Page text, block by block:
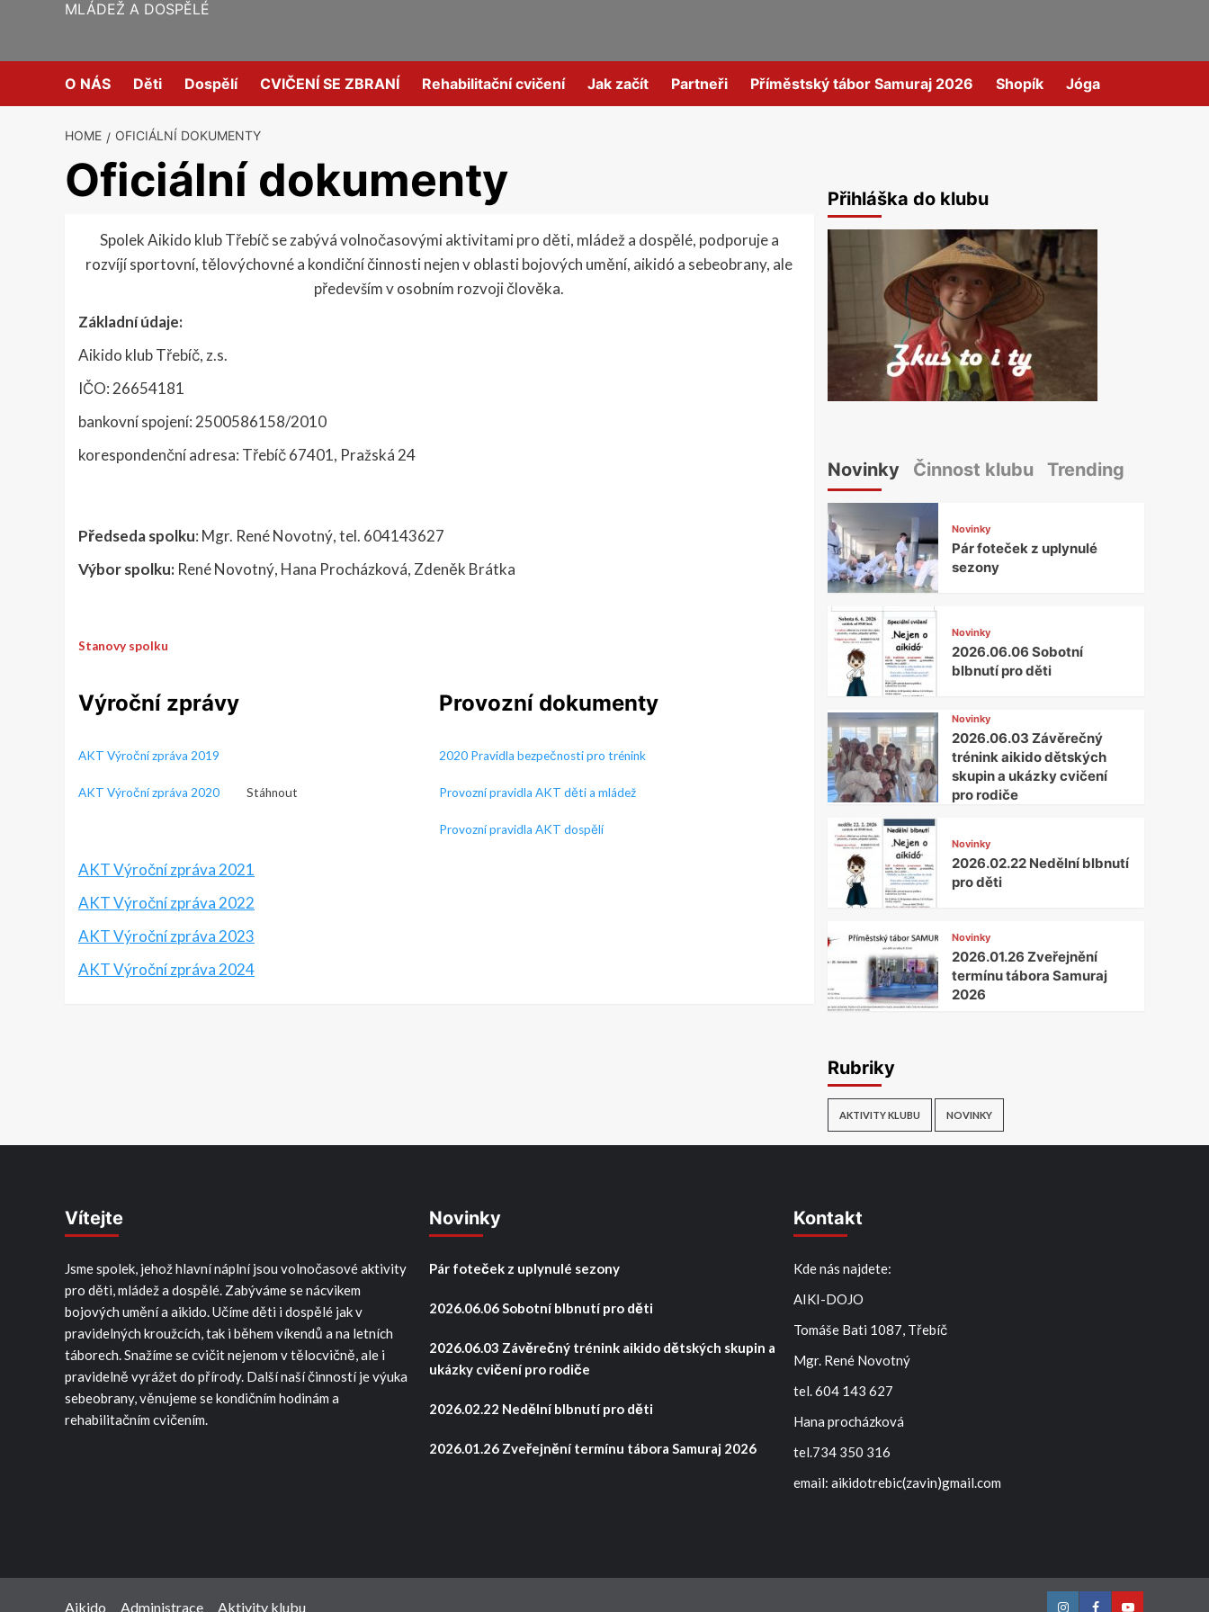
MLÁDEŽ A DOSPĚLÉ
O NÁS Děti Dospělí CVIČENÍ SE ZBRANÍ Rehabilitační cvičení Jak začít Partneři Příměstský tábor Samuraj 2026 Shopík Jóga
HOME OFICIÁLNÍ DOKUMENTY
Oficiální dokumenty
Spolek Aikido klub Třebíč se zabývá volnočasovými aktivitami pro děti, mládež a dospělé, podporuje a
rozvíjí sportovní, tělovýchovné a kondiční činnosti nejen v oblasti bojových umění, aikidó a sebeobrany, ale
především v osobním rozvoji člověka.
Základní údaje:
Aikido klub Třebíč, z.s.
IČO: 26654181
bankovní spojení: 2500586158/2010
korespondenční adresa: Třebíč 67401, Pražská 24
Předseda spolku: Mgr. René Novotný, tel. 604143627
Výbor spolku: René Novotný, Hana Procházková, Zdeněk Brátka
Stanovy spolku
Výroční zprávy
AKT Výroční zpráva 2019
AKT Výroční zpráva 2020 Stáhnout
Provozní dokumenty
2020 Pravidla bezpečnosti pro trénink
Provozní pravidla AKT děti a mládež
Provozní pravidla AKT dospělí
AKT Výroční zpráva 2021
AKT Výroční zpráva 2022
AKT Výroční zpráva 2023
AKT Výroční zpráva 2024
Přihláška do klubu
Novinky Činnost klubu Trending
Novinky
Pár foteček z uplynulé
sezony
Novinky
2026.06.06 Sobotní
blbnutí pro děti
Novinky
2026.06.03 Závěrečný
trénink aikido dětských
skupin a ukázky cvičení
pro rodiče
Novinky
2026.02.22 Nedělní blbnutí
pro děti
Novinky
2026.01.26 Zveřejnění
termínu tábora Samuraj
2026
Rubriky
AKTIVITY KLUBU NOVINKY
Vítejte
Jsme spolek, jehož hlavní náplní jsou volnočasové aktivity
pro děti, mládež a dospělé. Zabýváme se nácvikem
bojových umění a aikido. Učíme děti i dospělé jak v
pravidelných kroužcích, tak i během víkendů a na letních
táborech. Snažíme se cvičit nejenom v tělocvičně, ale i
pravidelně vyrážet do přírody. Další naší činností je výuka
sebeobrany, věnujeme se kondičním hodinám a
rehabilitačním cvičením.
Novinky
Pár foteček z uplynulé sezony
2026.06.06 Sobotní blbnutí pro děti
2026.06.03 Závěrečný trénink aikido dětských skupin a
ukázky cvičení pro rodiče
2026.02.22 Nedělní blbnutí pro děti
2026.01.26 Zveřejnění termínu tábora Samuraj 2026
Kontakt
Kde nás najdete:
AIKI-DOJO
Tomáše Bati 1087, Třebíč
Mgr. René Novotný
tel. 604 143 627
Hana procházková
tel.734 350 316
email: aikidotrebic(zavin)gmail.com
Aikido Administrace Aktivity klubu